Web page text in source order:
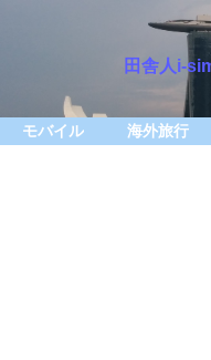
田舎人i-
モバイル 海外旅行